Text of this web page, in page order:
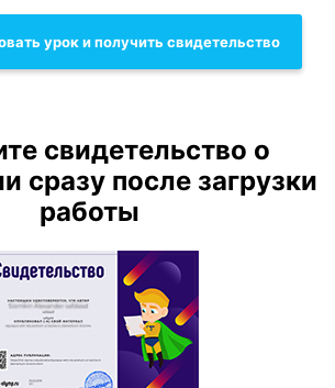
урок и получить свидетельство
свидетельство о
сразу после загрузки
работы